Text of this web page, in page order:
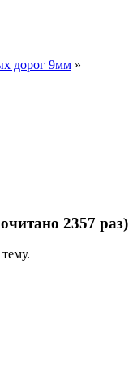
дорог 9мм »
2357 раз)